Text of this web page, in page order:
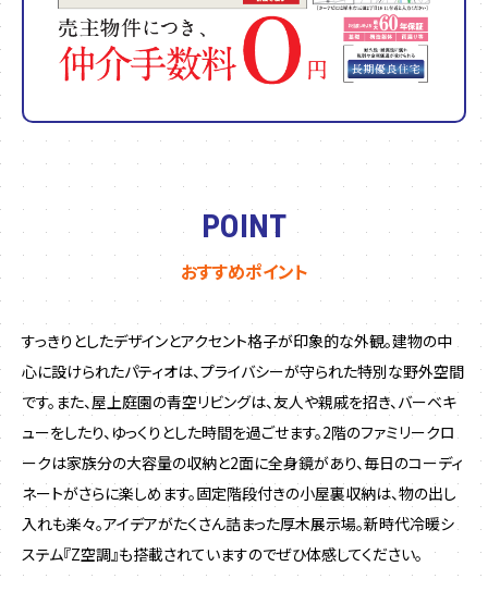
POINT
おすすめポイント
すっきりとしたデザインとアクセント格子が印象的な外観。建物の中
心に設けられたパティオは、プライバシーが守られた特別な野外空間
です。また、屋上庭園の青空リビングは、友人や親戚を招き、バーベキ
ューをしたり、ゆっくりとした時間を過ごせます。2階のファミリークロ
ークは家族分の大容量の収納と2面に全身鏡があり、毎日のコーディ
ネートがさらに楽しめます。固定階段付きの小屋裏収納は、物の出し
入れも楽々。アイデアがたくさん詰まった厚木展示場。新時代冷暖シ
ステム『Z空調』も搭載されていますのでぜひ体感してください。